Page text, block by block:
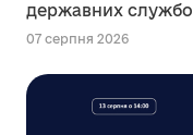
державних
07 серпня 2026